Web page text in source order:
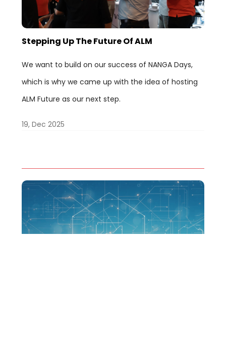
Stepping Up The Future Of ALM
19, Dec 2025
We want to build on our success of NANGA Days,
which is why we came up with the idea of hosting
ALM Future as our next step.